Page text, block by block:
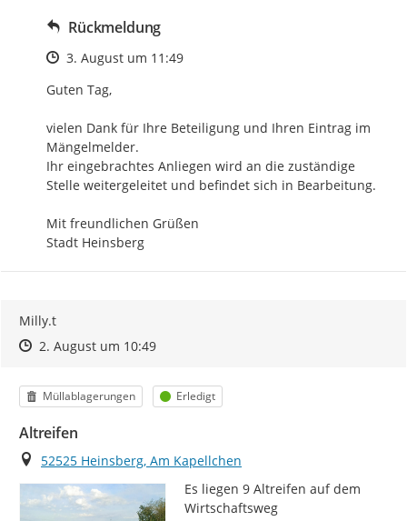
Rückmeldung
Zeitpunkt des Erstellens
3. August um 11:49
Guten Tag,
vielen Dank für Ihre Beteiligung und Ihren Eintrag im
Mängelmelder.
Ihr eingebrachtes Anliegen wird an die zuständige
Stelle weitergeleitet und befindet sich in Bearbeitung.
Mit freundlichen Grüßen
Stadt Heinsberg
Milly.t
Zeitpunkt des Erstellens
Zeitpunkt des Erstellens
2. August um 10:49Zur Äußerung
Kategorie
Müllablagerungen Status
Erledigt
Altreifen
Ort
52525 Heinsberg, Am Kapellchen
Es liegen 9 Altreifen auf dem
Wirtschaftsweg